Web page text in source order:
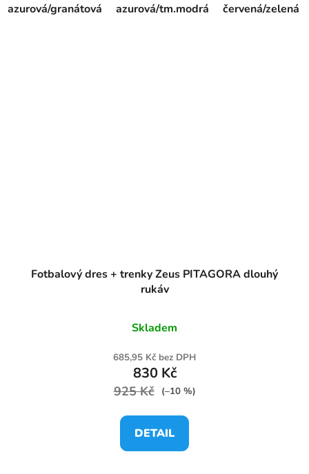
azurová/granátová azurová/tm.modrá červená/zelená
Fotbalový dres + trenky Zeus PITAGORA dlouhý
rukáv
Skladem
685,95 Kč bez DPH
830 Kč
925 Kč (–10 %)
DETAIL